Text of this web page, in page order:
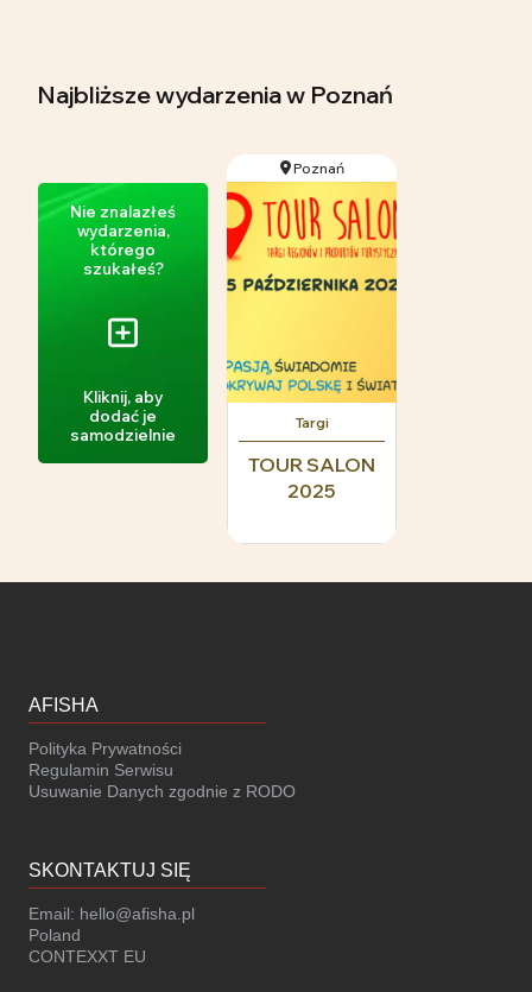
Najbliższe wydarzeniaw Poznań
Nie znalazłeś
wydarzenia,
którego
szukałeś?
Kliknij, aby
dodać je
samodzielnie
Poznań
Targi
TOUR SALON
2025
AFISHA
Polityka Prywatności
Regulamin Serwisu
Usuwanie Danych zgodnie z RODO
SKONTAKTUJ SIĘ
Email: hello@afisha.pl
Poland
CONTEXXT EU